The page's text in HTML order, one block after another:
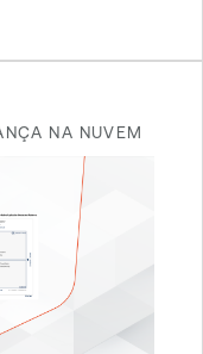
NA NUVEM